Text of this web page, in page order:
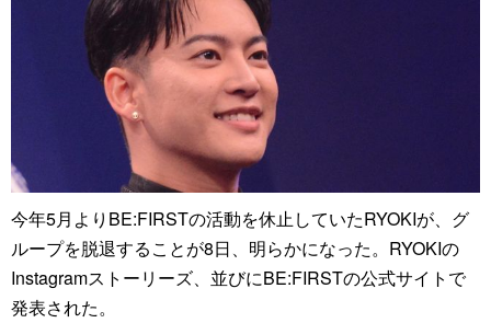
今年5月よりBE:FIRSTの活動を休止していたRYOKIが、グ
ループを脱退することが8日、明らかになった。RYOKIの
Instagramストーリーズ、並びにBE:FIRSTの公式サイトで
発表された。